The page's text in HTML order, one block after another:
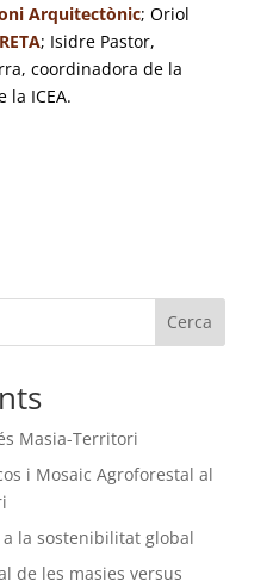
Arquitectònic; Oriol
; Isidre Pastor,
coordinadora de la
la ICEA.
Cerca
Masia-Territori
i Mosaic Agroforestal al
la sostenibilitat global
de les masies versus